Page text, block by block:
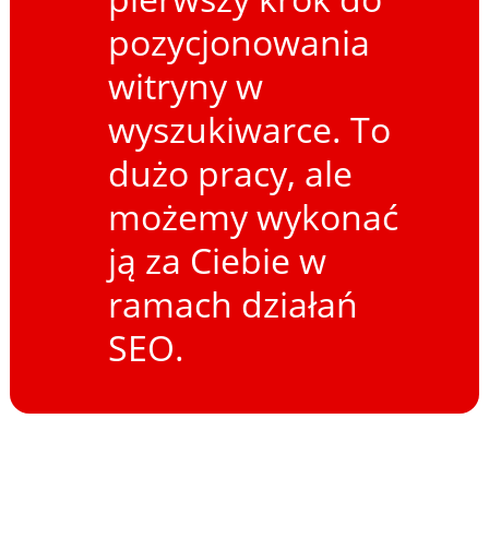
pozycjonowania
witryny w
wyszukiwarce. To
dużo pracy, ale
możemy wykonać
ją za Ciebie w
ramach działań
SEO.